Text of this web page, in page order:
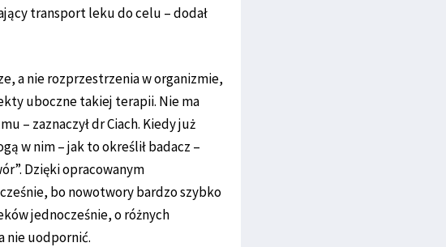
transport leku do celu – dodał
a nie rozprzestrzenia w organizmie,
uboczne takiej terapii. Nie ma
– zaznaczył dr Ciach. Kiedy już
w nim – jak to określił badacz –
Dzięki opracowanym
bo nowotwory bardzo szybko
jednocześnie, o różnych
nie uodpornić.